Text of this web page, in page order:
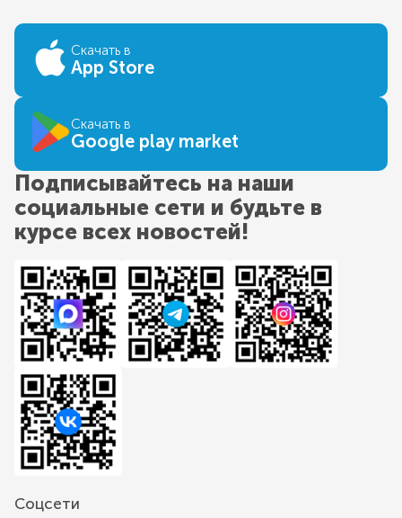
Скачать в
App Store
Скачать в
Google play market
Подписывайтесь на наши
социальные сети и будьте в
курсе всех новостей!
Соцсети